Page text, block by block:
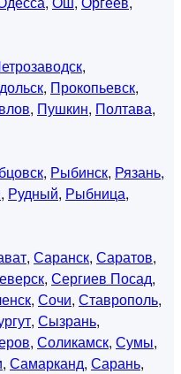
,
, Прокопьевск,
, Пушкин, Полтава,
, Рыбинск, Рязань,
, Рудный, Рыбница,
, Саранск, Саратов,
, Сергиев Посад,
, Сочи, Ставрополь,
, Сызрань,
, Соликамск, Сумы,
, Самарканд, Сарань,